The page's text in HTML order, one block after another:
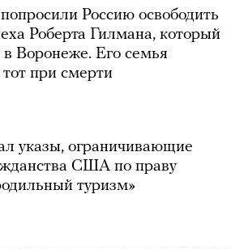
Россию освободить
Роберта Гилмана, который
в Воронеже. Его семья
тот при смерти
указы, ограничивающие
США по праву
туризм»